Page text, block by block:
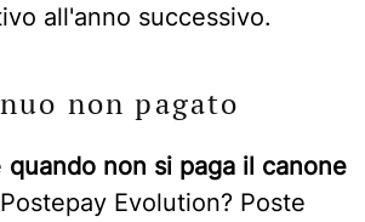
all'anno successivo.
non pagato
quando non si paga il canone
Evolution? Poste